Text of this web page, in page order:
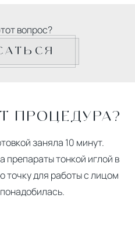
вопрос?
ПРОЦЕДУРА?
заняла 10 минут.
препараты тонкой иглой в
точку для работы с лицом